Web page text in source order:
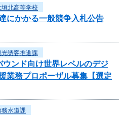
垣北高等学校
にかかる一般競争入札公告
光誘客推進課
ンド向け世界レベルのデジ
業務プロポーザル募集【選定
務水道課